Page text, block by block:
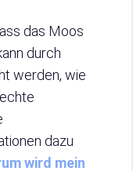
das Moos
durch
werden, wie
dazu
wird mein